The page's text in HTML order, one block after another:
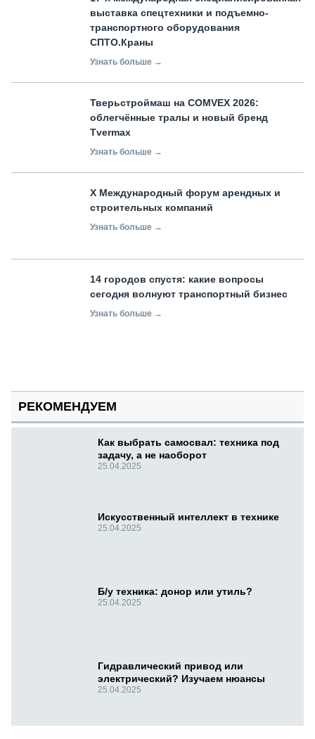
выставка спецтехники и подъемно-
транспортного оборудования
СПТО.Краны
Узнать больше →
Тверьстроймаш на COMVEX 2026:
облегчённые тралы и новый бренд
Tvermax
Узнать больше →
X Международный форум арендных и
строительных компаний
Узнать больше →
14 городов спустя: какие вопросы
сегодня волнуют транспортный бизнес
Узнать больше →
РЕКОМЕНДУЕМ
Как выбрать самосвал: техника под
задачу, а не наоборот
25.04.2025
Искусственный интеллект в технике
25.04.2025
Б/у техника: донор или утиль?
25.04.2025
Гидравлический привод или
электрический? Изучаем нюансы
25.04.2025